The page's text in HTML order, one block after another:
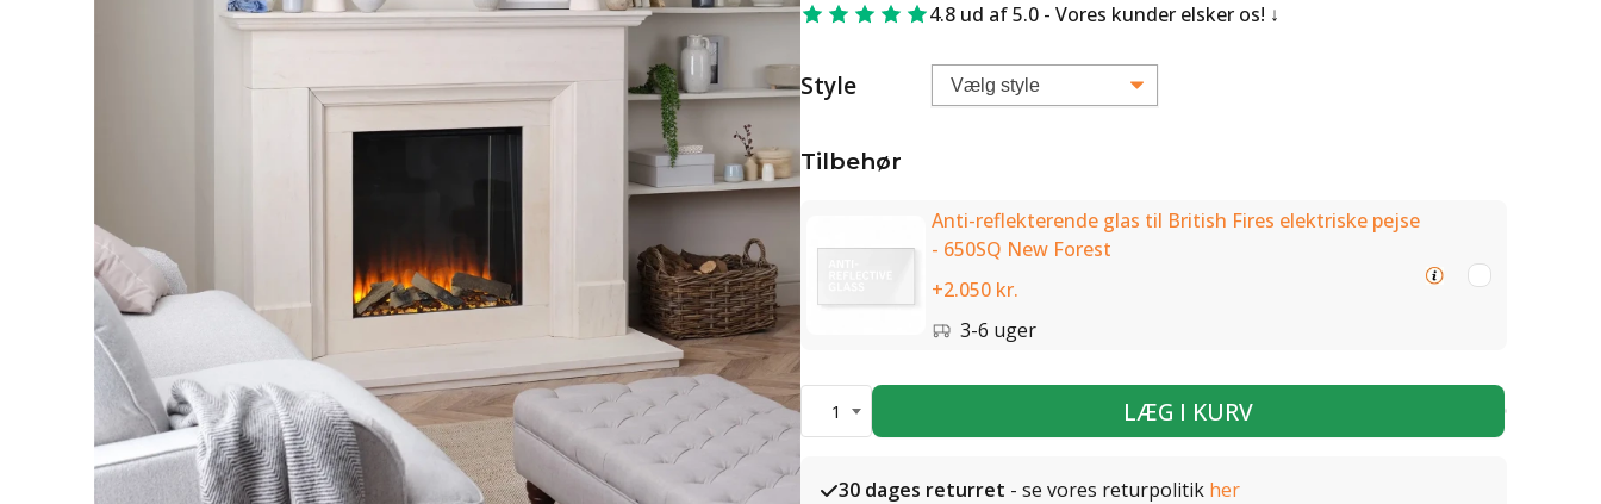
4.8 ud af 5.0 - Vores kunder elsker os!
Style
Tilbehør
Anti-reflekterende glas til British Fires elektriske pejse
- 650SQ New Forest
+2.050 kr.
3-6 uger
1 LÆG I KURV
30 dages returret - se vores returpolitik her